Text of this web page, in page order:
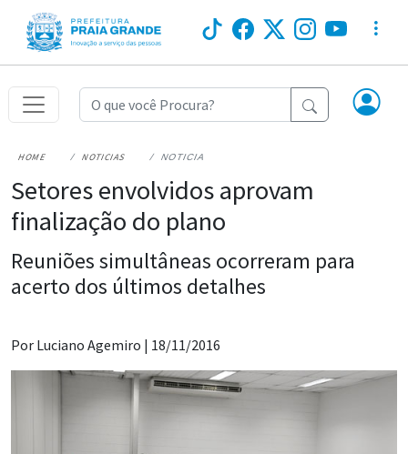
HOME NOTICIAS NOTICIA
Setores envolvidos aprovam
finalização do plano
Reuniões simultâneas ocorreram para
acerto dos últimos detalhes
Por Luciano Agemiro | 18/11/2016